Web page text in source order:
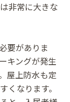
非常に大きな
要がありま
キングが発生
屋上防水も定
くなります。